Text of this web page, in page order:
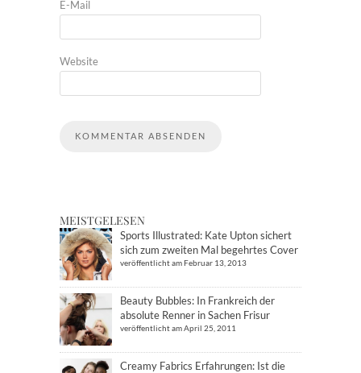
E-Mail
Website
MEISTGELESEN
Sports Illustrated: Kate Upton sichert
sich zum zweiten Mal begehrtes Cover
veröffentlicht am Februar 13, 2013
Beauty Bubbles: In Frankreich der
absolute Renner in Sachen Frisur
veröffentlicht am April 25, 2011
Creamy Fabrics Erfahrungen: Ist die